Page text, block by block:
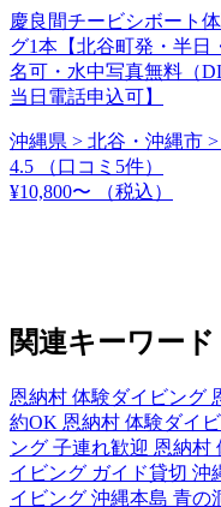
慶良間チービシボート
グ1本【北谷町発・半日
名可・水中写真無料（
当日電話申込可】
沖縄県 > 北谷・沖縄市
4.5
（口コミ5件）
¥10,800〜
（税込）
関連キーワード
恩納村 体験ダイビング
約OK 恩納村 体験ダイ
ング 子連れ歓迎 恩納村
イビング ガイド貸切 沖
イビング 沖縄本島 青の